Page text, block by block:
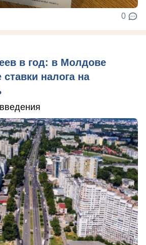
0
в год: в Молдове
налога на